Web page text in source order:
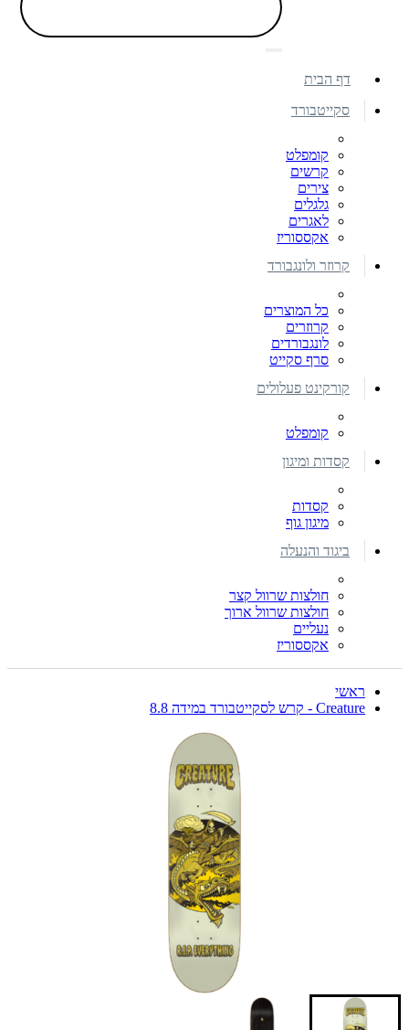
דף הבית
סקייטבורד
קומפלט
קרשים
צירים
גלגלים
לאגרים
אקססוריז
קרוזר ולונגבורד
כל המוצרים
קרוזרים
לונגבורדים
סרף סקייט
קורקינט פעלולים
קומפלט
קסדות ומיגון
קסדות
מיגון גוף
ביגוד והנעלה
חולצות שרוול קצר
חולצות שרוול ארוך
נעליים
אקססוריז
ראשי
Creature - קרש לסקייטבורד במידה 8.8